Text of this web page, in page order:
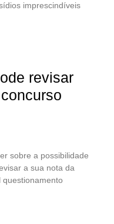
imprescindíveis
revisar
sobre a possibilidade
a sua nota da
questionamento